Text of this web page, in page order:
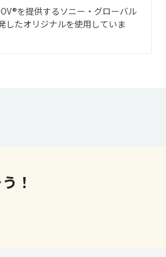
を提供するソニー・グローバル
したオリジナルを使用していま
！